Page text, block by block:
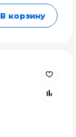
В корзину